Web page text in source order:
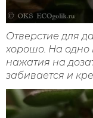
Отверстие для
хорошо. На одно
нажатия на
забивается и